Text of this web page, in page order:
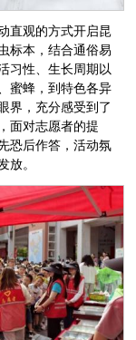
直观的方式开启昆
标本，结合通俗易
习性、生长周期以
蜜蜂，到特色各异
界，充分感受到了
面对志愿者的提
恐后作答，活动氛
放。